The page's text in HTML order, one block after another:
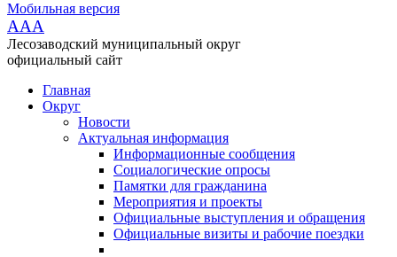
Мобильная версия
AAA
Лесозаводский муниципальный округ
официальный сайт
Главная
Округ
Новости
Актуальная информация
Информационные сообщения
Социалогические опросы
Памятки для гражданина
Мероприятия и проекты
Официальные выступления и обращения
Официальные визиты и рабочие поездки